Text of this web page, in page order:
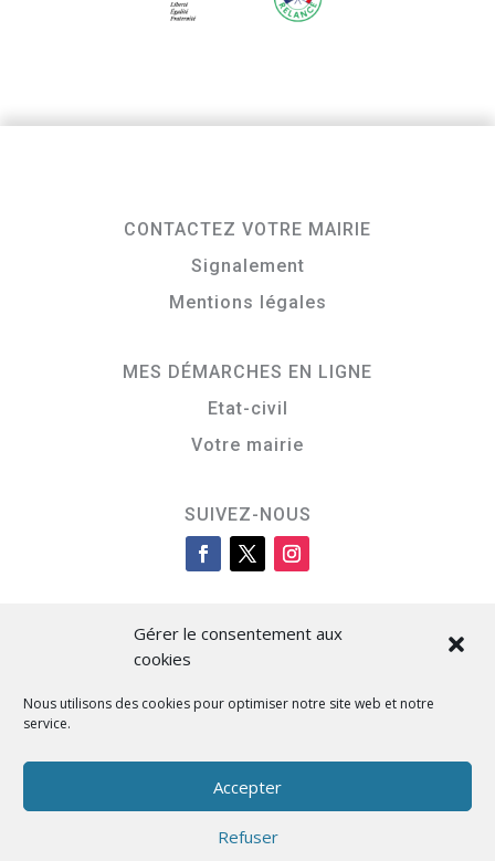
Gérer le consentement aux
cookies
Nous utilisons des cookies pour optimiser notre site web et notre
service.
Accepter
Refuser
CONTACTEZ VOTRE MAIRIE
Signalement
Mentions légales
MES DÉMARCHES EN LIGNE
Etat-civil
Votre mairie
SUIVEZ-NOUS
Cità di L’Isula